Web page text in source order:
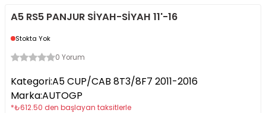
A5 RS5 PANJUR SİYAH-SİYAH 11'-16
Stokta Yok
0 Yorum
Kategori:A5 CUP/CAB 8T3/8F7 2011-2016
Marka:AUTOGP
*₺612.50 den başlayan taksitlerle